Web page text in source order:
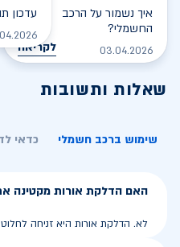
איך נשמור על הרכב
החשמלי?
03.04.2026 לקריאה
עדכון
שאלות ותשובות
שימוש ברכב חשמלי כדאי
האם הדלקת אורות מקטינה
לא. הדלקת אורות היא זניחה